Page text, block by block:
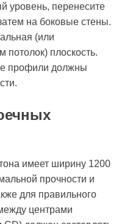
уровень, перенесите
на боковые стены.
(или
потолок) плоскость.
профили должны
имеет ширину 1200
прочности и
для правильного
центрами